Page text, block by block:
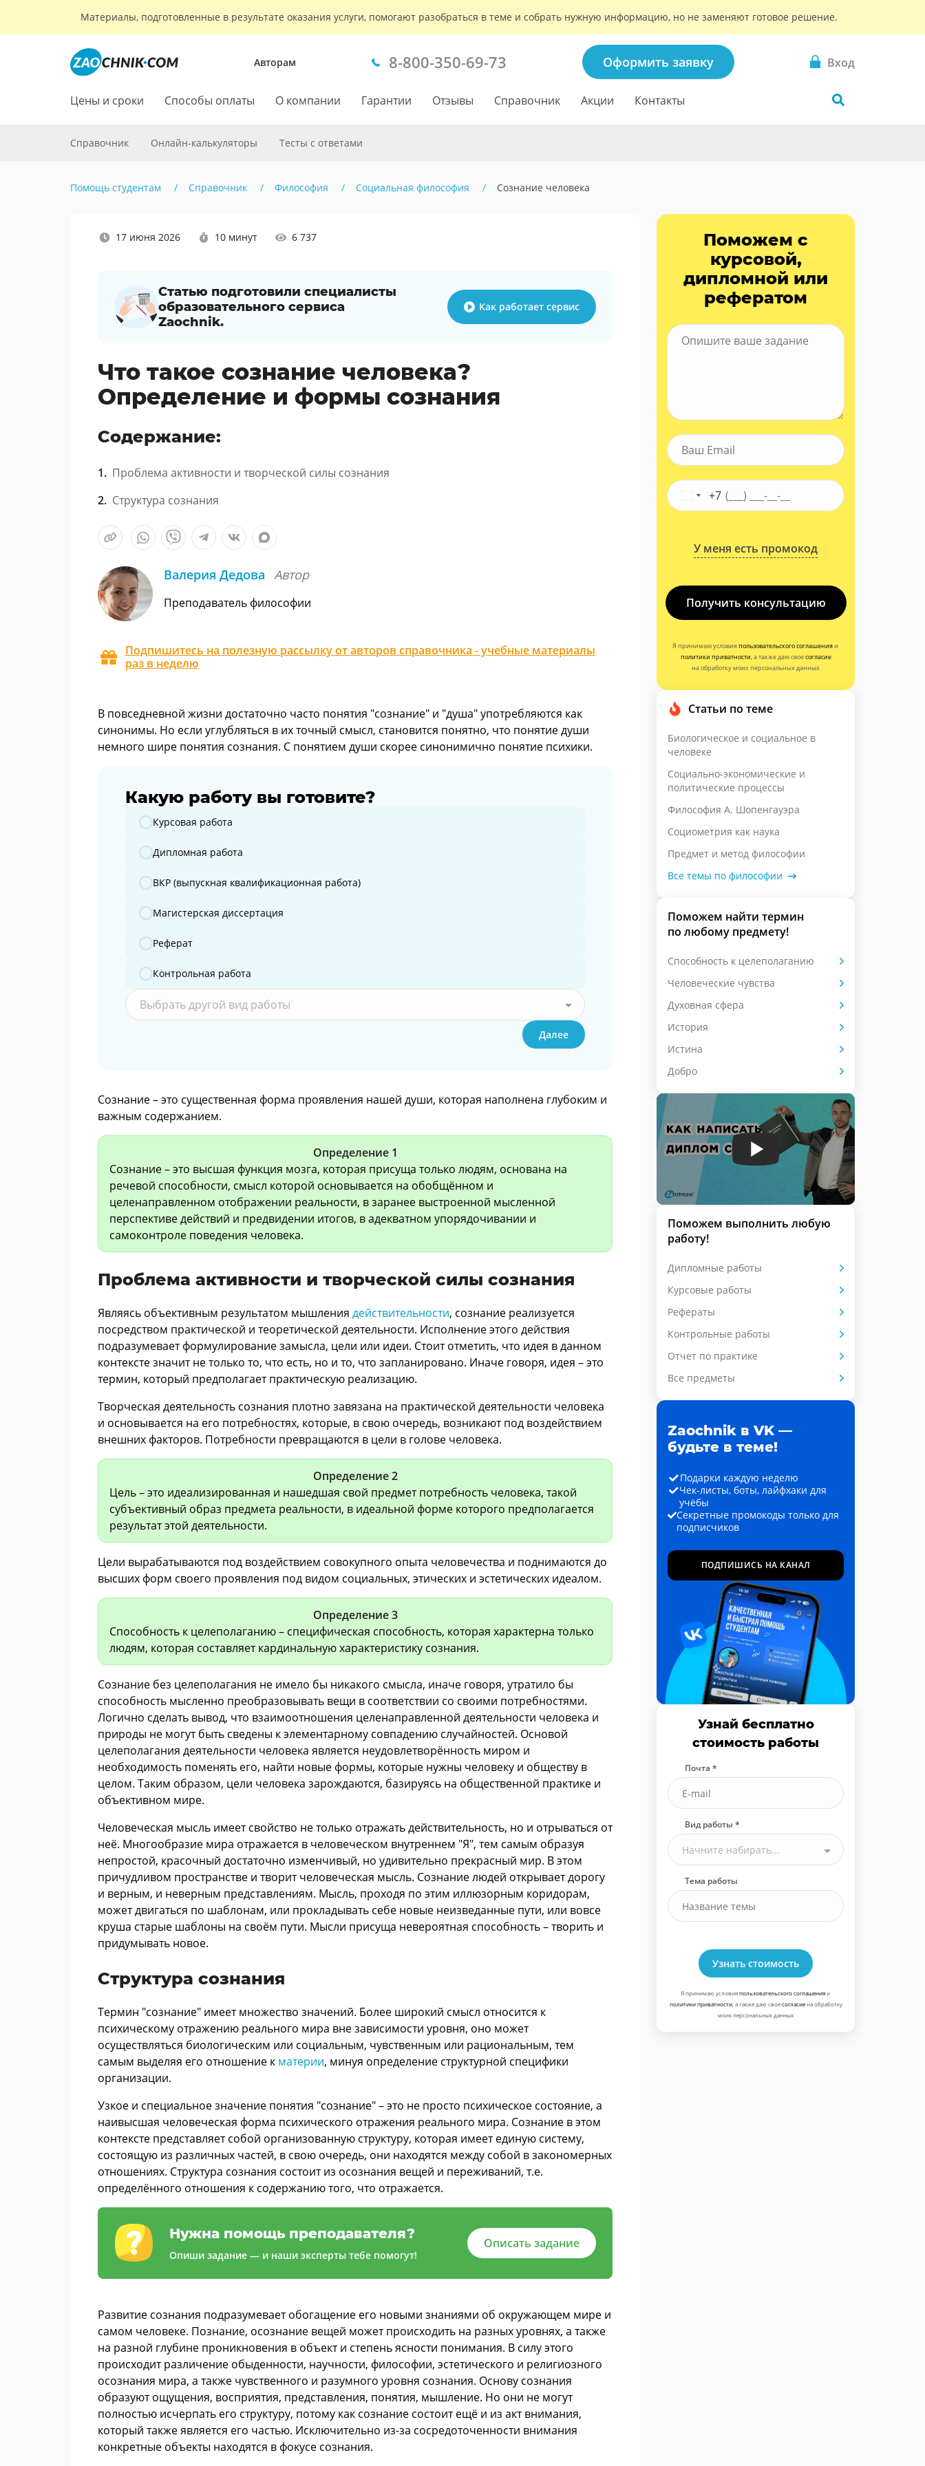
Материалы, подготовленные в результате оказания услуги, помогают разобраться в теме и собрать нужную информацию, но не заменяют готовое решение.
Авторам 8-800-350-69-73 Оформить заявку Вход
Цены и сроки Способы оплаты О компании Гарантии Отзывы Справочник Акции Контакты
Справочник Онлайн-калькуляторы Тесты с ответами
Помощь студентам Справочник Философия Социальная философия Сознание человека
17 июня 2026 10 минут 6 737
Статью подготовили специалисты
образовательного сервиса
Zaochnik.
Как работает сервис
Что такое сознание человека?
Определение и формы сознания
Содержание:
Проблема активности и творческой силы сознания
Структура сознания
Валерия Дедова Автор
Преподаватель философии
Подпишитесь на полезную рассылку от авторов справочника - учебные материалы
раз в неделю
В повседневной жизни достаточно часто понятия "сознание" и "душа" употребляются как
синонимы. Но если углубляться в их точный смысл, становится понятно, что понятие души
немного шире понятия сознания. С понятием души скорее синонимично понятие психики.
Какую работу вы готовите?
Какую работу вы готовите?
Курсовая работа
Дипломная работа
ВКР (выпускная квалификационная работа)
Магистерская диссертация
Реферат
Контрольная работа
Выбрать другой вид работы
Далее
Сознание – это существенная форма проявления нашей души, которая наполнена глубоким и
важным содержанием.
Определение 1
Сознание – это высшая функция мозга, которая присуща только людям, основана на
речевой способности, смысл которой основывается на обобщённом и
целенаправленном отображении реальности, в заранее выстроенной мысленной
перспективе действий и предвидении итогов, в адекватном упорядочивании и
самоконтроле поведения человека.
Проблема активности и творческой силы сознания
Являясь объективным результатом мышления действительности, сознание реализуется
посредством практической и теоретической деятельности. Исполнение этого действия
подразумевает формулирование замысла, цели или идеи. Стоит отметить, что идея в данном
контексте значит не только то, что есть, но и то, что запланировано. Иначе говоря, идея – это
термин, который предполагает практическую реализацию.
Творческая деятельность сознания плотно завязана на практической деятельности человека
и основывается на его потребностях, которые, в свою очередь, возникают под воздействием
внешних факторов. Потребности превращаются в цели в голове человека.
Определение 2
Цель – это идеализированная и нашедшая свой предмет потребность человека, такой
субъективный образ предмета реальности, в идеальной форме которого предполагается
результат этой деятельности.
Цели вырабатываются под воздействием совокупного опыта человечества и поднимаются до
высших форм своего проявления под видом социальных, этических и эстетических идеалом.
Определение 3
Способность к целеполаганию – специфическая способность, которая характерна только
людям, которая составляет кардинальную характеристику сознания.
Сознание без целеполагания не имело бы никакого смысла, иначе говоря, утратило бы
способность мысленно преобразовывать вещи в соответствии со своими потребностями.
Логично сделать вывод, что взаимоотношения целенаправленной деятельности человека и
природы не могут быть сведены к элементарному совпадению случайностей. Основой
целеполагания деятельности человека является неудовлетворённость миром и
необходимость поменять его, найти новые формы, которые нужны человеку и обществу в
целом. Таким образом, цели человека зарождаются, базируясь на общественной практике и
объективном мире.
Человеческая мысль имеет свойство не только отражать действительность, но и отрываться от
неё. Многообразие мира отражается в человеческом внутреннем "Я", тем самым образуя
непростой, красочный достаточно изменчивый, но удивительно прекрасный мир. В этом
причудливом пространстве и творит человеческая мысль. Сознание людей открывает дорогу
и верным, и неверным представлениям. Мысль, проходя по этим иллюзорным коридорам,
может двигаться по шаблонам, или прокладывать себе новые неизведанные пути, или вовсе
круша старые шаблоны на своём пути. Мысли присуща невероятная способность – творить и
придумывать новое.
Структура сознания
Термин "сознание" имеет множество значений. Более широкий смысл относится к
психическому отражению реального мира вне зависимости уровня, оно может
осуществляться биологическим или социальным, чувственным или рациональным, тем
самым выделяя его отношение к материи, минуя определение структурной специфики
организации.
Узкое и специальное значение понятия "сознание" – это не просто психическое состояние, а
наивысшая человеческая форма психического отражения реального мира. Сознание в этом
контексте представляет собой организованную структуру, которая имеет единую систему,
состоящую из различных частей, в свою очередь, они находятся между собой в закономерных
отношениях. Структура сознания состоит из осознания вещей и переживаний, т.е.
определённого отношения к содержанию того, что отражается.
Нужна помощь преподавателя?
Опиши задание — и наши эксперты тебе помогут!
Описать задание
Развитие сознания подразумевает обогащение его новыми знаниями об окружающем мире и
самом человеке. Познание, осознание вещей может происходить на разных уровнях, а также
на разной глубине проникновения в объект и степень ясности понимания. В силу этого
происходит различение обыденности, научности, философии, эстетического и религиозного
осознания мира, а также чувственного и разумного уровня сознания. Основу сознания
образуют ощущения, восприятия, представления, понятия, мышление. Но они не могут
полностью исчерпать его структуру, потому как сознание состоит ещё и из акт внимания,
который также является его частью. Исключительно из-за сосредоточенности внимания
конкретные объекты находятся в фокусе сознания.
Поможем с
курсовой,
дипломной или
рефератом
+7
У меня есть промокод
Получить консультацию
Я принимаю условияпользовательского соглашенияи
политики приватности, а также даю своесогласие
на обработку моих персональных данных
Статьи по теме
Биологическое и социальное в
человеке
Социально-экономические и
политические процессы
Философия А. Шопенгауэра
Социометрия как наука
Предмет и метод философии
Все темы по философии
Поможем найти термин
по любому предмету!
Способность к целеполаганию
Человеческие чувства
Духовная сфера
История
Истина
Добро
Поможем выполнить любую
работу!
Дипломные работы
Курсовые работы
Рефераты
Контрольные работы
Отчет по практике
Все предметы
Zaochnik в VK —
будьте в теме!
Подарки каждую неделю
Чек-листы, боты, лайфхаки для
учёбы
Секретные промокоды только для
подписчиков
ПОДПИШИСЬ НА КАНАЛ
Узнай бесплатно
стоимость работы
Почта *
Вид работы *
Начните набирать...
Тема работы
Узнать стоимость
Я принимаю условияпользовательского соглашенияи
политики приватности, а также даю своесогласиена обработку
моих персональных данных